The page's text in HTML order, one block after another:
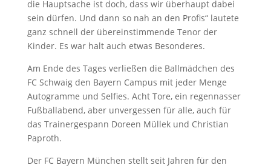
die Hauptsache ist doch, dass wir überhaupt dabei
sein dürfen. Und dann so nah an den Profis“ lautete
ganz schnell der übereinstimmende Tenor der
Kinder. Es war halt auch etwas Besonderes.
Am Ende des Tages verließen die Ballmädchen des
FC Schwaig den Bayern Campus mit jeder Menge
Autogramme und Selfies. Acht Tore, ein regennasser
Fußballabend, aber unvergessen für alle, auch für
das Trainergespann Doreen Müllek und Christian
Paproth.
Der FC Bayern München stellt seit Jahren für den